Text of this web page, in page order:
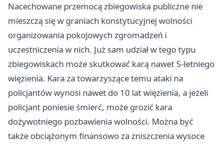
Nacechowane przemocą zbiegowiska publiczne nie
mieszczą się w graniach konstytucyjnej wolności
organizowania pokojowych zgromadzeń i
uczestniczenia w nich. Już sam udział w tego typu
zbiegowiskach może skutkować karą nawet 5-letniego
więzienia. Kara za towarzyszące temu ataki na
policjantów wynosi nawet do 10 lat więzienia, a jeżeli
policjant poniesie śmierć, może grozić kara
dożywotniego pozbawienia wolności. Można być
także obciążonym finansowo za zniszczenia wysoce